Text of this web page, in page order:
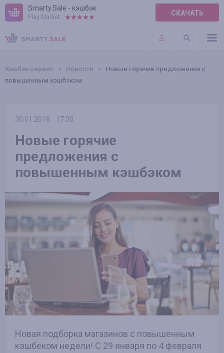
Smarty.Sale - кэшбэк
Play Market: СКАЧАТЬ
ПРАВИЛА
ПЛАГИНЫ
Кэшбэк сервис Новости
Новые горячие предложения с
повышенным кэшбэком
30.01.2018 17:30
Новые горячие
предложения с
повышенным кэшбэком
Новая подборка магазинов с повышенным
кэшбеком недели! С 29 января по 4 февраля